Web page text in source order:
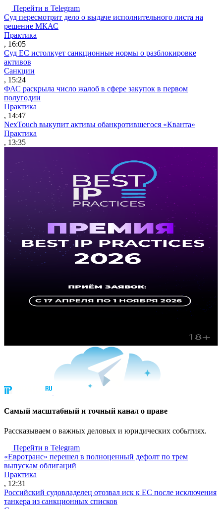
Перейти в Telegram
Суд пересмотрит дело о выдаче исполнительного листа на
решение МКАС
Практика
, 16:05
Суд ЕС истолкует санкционные нормы о разблокировке
активов
Санкции
, 15:24
ФАС раскрыла число жалоб в сфере закупок в первом
полугодии
Практика
, 14:47
NexTouch выкупит активы обанкротившегося «Кванта»
Практика
, 13:35
Cамый масштабный и точный канал о праве
Рассказываем о важных деловых и юридических событиях.
Перейти в Telegram
«Евротранс» перешел в полноценный дефолт по трем
выпускам облигаций
Практика
, 12:31
Российский судовладелец отозвал иск к ЕС после исключения
танкера из санкционных списков